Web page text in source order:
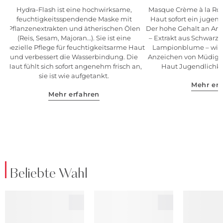
Hydra-Flash ist eine hochwirksame,
feuchtigkeitsspendende Maske mit
Pflanzenextrakten und ätherischen Ölen
(Reis, Sesam, Majoran…). Sie ist eine
spezielle Pflege für feuchtigkeitsarme Haut
und verbessert die Wasserbindung. Die
Haut fühlt sich sofort angenehm frisch an,
sie ist wie aufgetankt.
Mehr erfahren
Masque Crème à la
Haut sofort ein
Der hohe Gehalt an
– Extrakt aus
Lampionblume –
Anzeichen von
Haut
Mehr
Beliebte Wahl